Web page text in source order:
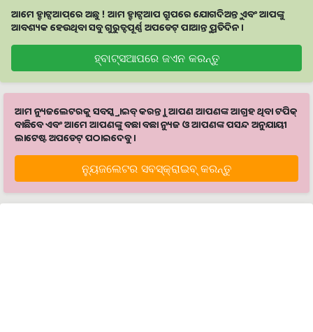
ଆମେ ହ୍ବାଟ୍ସଆପ୍‌ରେ ଅଛୁ ! ଆମ ହ୍ବାଟ୍ସଆପ ଗ୍ରୁପରେ ଯୋଗଦିଅନ୍ତୁ ଏବଂ ଆପଙ୍କୁ
ଆବଶ୍ୟକ ହେଉଥିବା ସବୁ ଗୁରୁତ୍ବପୂର୍ଣ୍ଣ ଅପଡେଟ୍‌ ପାଆନ୍ତୁ ପ୍ରତିଦିନ ।
ହ୍ବାଟ୍ସଆପରେ ଜଏନ କରନ୍ତୁ
ଆମ ନ୍ୟୁଜଲେଟରକୁ ସବସ୍କ୍ରାଇବ୍ କରନ୍ତୁ । ଆପଣ ଆପଣଙ୍କ ଆଗ୍ରହ ଥିବା ଟପିକ୍‌
ବାଛିବେ ଏବଂ ଆମେ ଆପଣଙ୍କୁ ବଛା ବଛା ନ୍ୟୁଜ ଓ ଆପଣଙ୍କ ପସନ୍ଦ ଅନୁଯାୟୀ
ଲାଟେଷ୍ଟ ଅପଡେଟ୍‌ ପଠାଇଦେବୁ ।
ନ୍ୟୁଜଲେଟର ସବସ୍କ୍ରାଇବ୍‌ କରନ୍ତୁ